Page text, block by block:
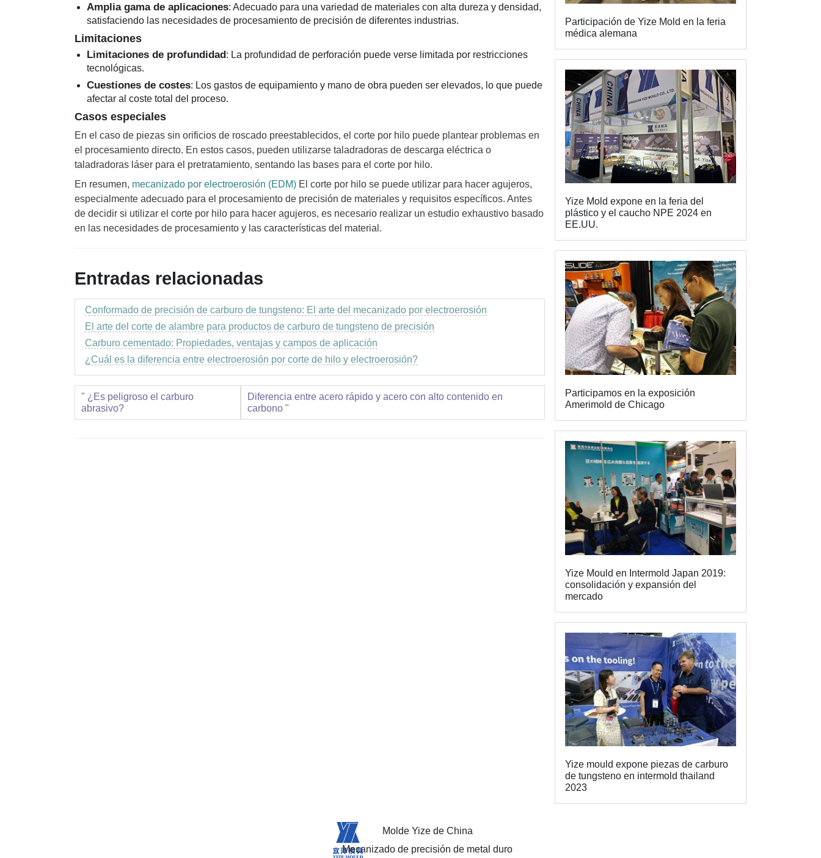
Amplia gama de aplicaciones: Adecuado para una variedad de materiales con alta dureza y densidad,
satisfaciendo las necesidades de procesamiento de precisión de diferentes industrias.
Limitaciones
Limitaciones de profundidad : La profundidad de perforación puede verse limitada por restricciones
tecnológicas.
Cuestiones de costes: Los gastos de equipamiento y mano de obra pueden ser elevados, lo que puede
afectar al coste total del proceso.
Casos especiales
En el caso de piezas sin orificios de roscado preestablecidos, el corte por hilo puede plantear problemas en
el procesamiento directo. En estos casos, pueden utilizarse taladradoras de descarga eléctrica o
taladradoras láser para el pretratamiento, sentando las bases para el corte por hilo.
En resumen, mecanizado por electroerosión (EDM) El corte por hilo se puede utilizar para hacer agujeros,
especialmente adecuado para el procesamiento de precisión de materiales y requisitos específicos. Antes
de decidir si utilizar el corte por hilo para hacer agujeros, es necesario realizar un estudio exhaustivo basado
en las necesidades de procesamiento y las características del material.
Entradas relacionadas
Conformado de precisión de carburo de tungsteno: El arte del mecanizado por electroerosión
El arte del corte de alambre para productos de carburo de tungsteno de precisión
Carburo cementado: Propiedades, ventajas y campos de aplicación
¿Cuál es la diferencia entre electroerosión por corte de hilo y electroerosión?
" ¿Es peligroso el carburo
abrasivo?
Diferencia entre acero rápido y acero con alto contenido en
carbono "
Participación de Yize Mold en la feria
médica alemana
Yize Mold expone en la feria del
plástico y el caucho NPE 2024 en
EE.UU.
Participamos en la exposición
Amerimold de Chicago
Yize Mould en Intermold Japan 2019:
consolidación y expansión del
mercado
Yize mould expone piezas de carburo
de tungsteno en intermold thailand
2023
Molde Yize de China
Mecanizado de precisión de metal duro